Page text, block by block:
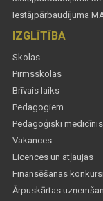
Iestājpārbaudījuma
IZGLĪTĪBA
Skolas
Pirmsskolas
Brīvais laiks
Pedagogiem
Pedagoģiski
Vakances
Licences un atļaujas
Finansēšanas konkursi
Ārpuskārtas